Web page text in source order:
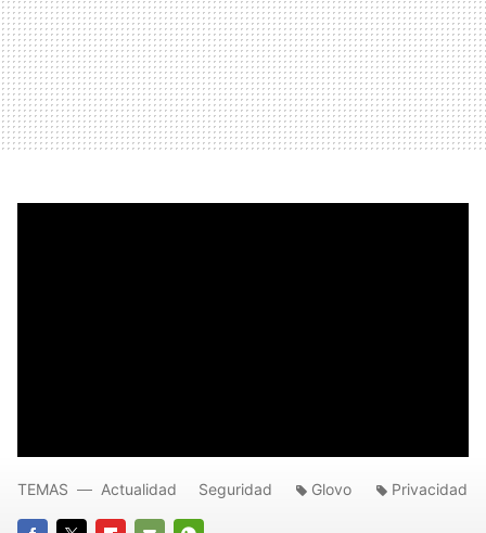
TEMAS Actualidad Seguridad Glovo Privacidad